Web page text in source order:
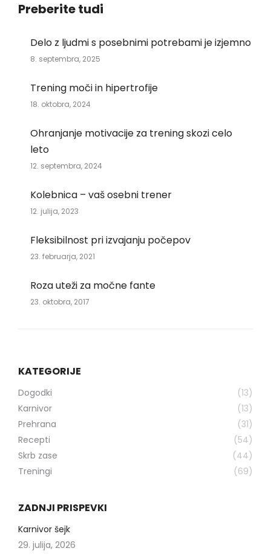
Preberite tudi
Delo z ljudmi s posebnimi potrebami je izjemno
8. septembra, 2025
Trening moči in hipertrofije
18. oktobra, 2024
Ohranjanje motivacije za trening skozi celo
leto
12. septembra, 2024
Kolebnica – vaš osebni trener
12. julija, 2023
Fleksibilnost pri izvajanju počepov
23. februarja, 2021
Roza uteži za močne fante
23. oktobra, 2017
KATEGORIJE
Dogodki
(13)
Karnivor
(13)
Prehrana
(31)
Recepti
(54)
Skrb zase
(44)
Treningi
(69)
ZADNJI PRISPEVKI
Karnivor šejk
29. julija, 2026